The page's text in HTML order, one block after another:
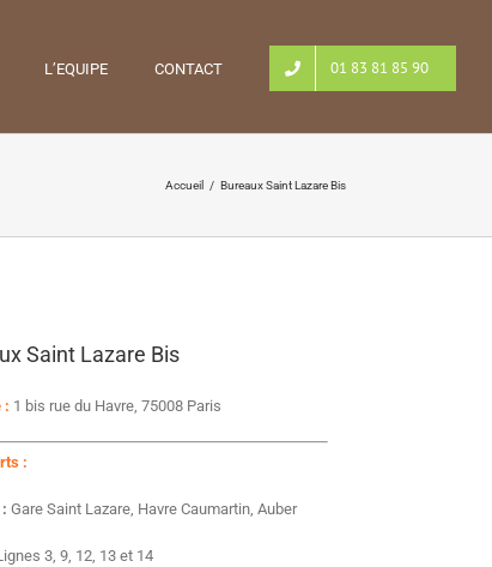
L’EQUIPE CONTACT 01 83 81 85 90
Accueil / Bureaux Saint Lazare Bis
Saint Lazare Bis
: 1 bis rue du Havre, 75008 Paris
:
Gare Saint Lazare, Havre Caumartin, Auber
3, 9, 12, 13 et 14